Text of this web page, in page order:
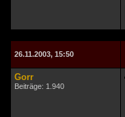
26.11.2003, 15:50
Gorr
Beiträge: 1.940